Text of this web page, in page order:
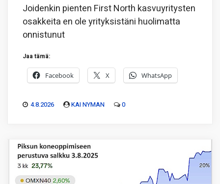
Joidenkin pienten First North kasvuyritysten
osakkeita en ole yrityksistäni huolimatta
onnistunut
Jaa tämä:
Facebook X WhatsApp
4.8.2026 KAI NYMAN 0